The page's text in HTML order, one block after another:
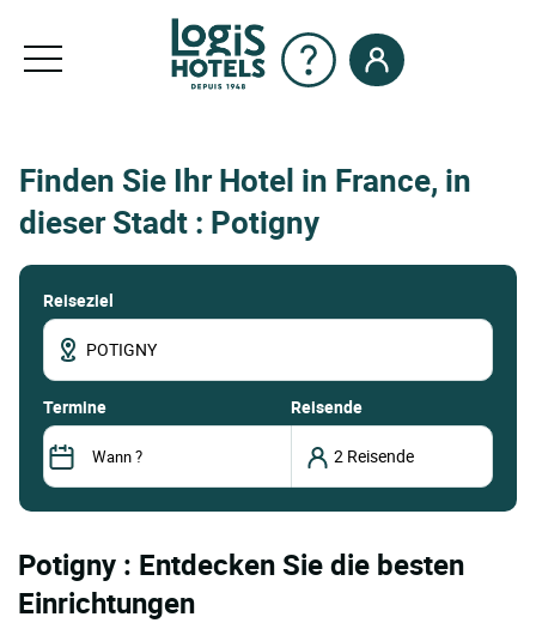
Finden Sie Ihr Hotel in France, in
dieser Stadt : Potigny
Reiseziel
termine Reisende
Potigny : Entdecken Sie die besten
Einrichtungen